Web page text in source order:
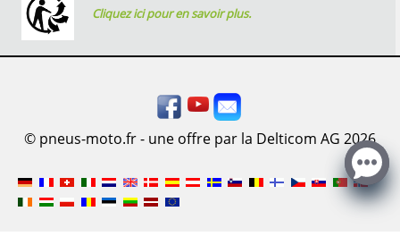
Inscription partenaire de
Cliquez ici pour en savoir plus.
© pneus-moto.fr - une offre par la Delticom AG 2026